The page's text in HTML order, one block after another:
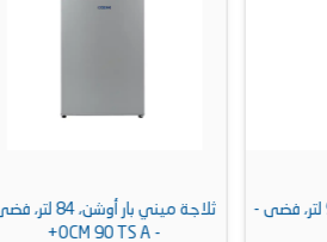
ميني بار جلانز، 97 لتر، فضى -
ثلاجة ميني بار أوشن، 84 لتر، فضى
- OCM 90 TS A+